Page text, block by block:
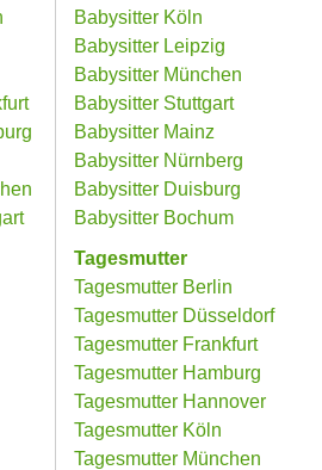
Babysitter Köln
Babysitter Leipzig
Babysitter München
Babysitter Stuttgart
Babysitter Mainz
Babysitter Nürnberg
Babysitter Duisburg
Babysitter Bochum
Tagesmutter
Tagesmutter Berlin
Tagesmutter Düsseldorf
Tagesmutter Frankfurt
Tagesmutter Hamburg
Tagesmutter Hannover
Tagesmutter Köln
Tagesmutter München